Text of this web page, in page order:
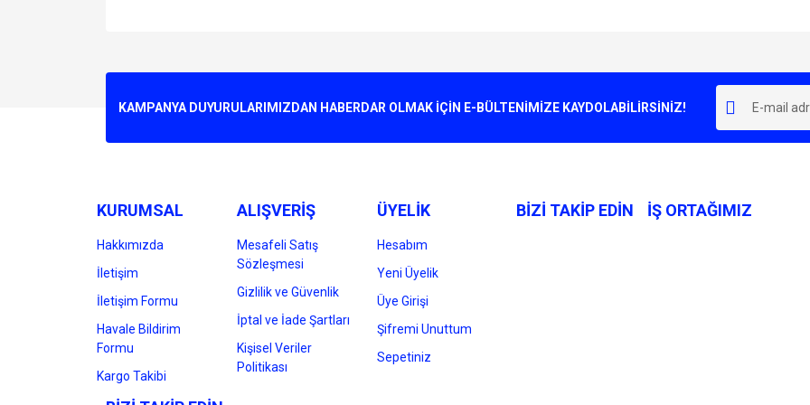
Ürün resmi kalitesiz, bozuk veya görüntülenemiyor.
Bu ürüne benzer farklı alternatifler olmalı.
KAMPANYA DUYURULARIMIZDAN HABERDAR OLMAK İÇİN E-BÜLTENİMİZE KAYDOLABİLİRSİNİZ!
KURUMSAL
Hakkımızda
İletişim
İletişim Formu
Havale Bildirim
Formu
Kargo Takibi
ALIŞVERİŞ
Mesafeli Satış
Sözleşmesi
Gizlilik ve Güvenlik
İptal ve İade Şartları
Kişisel Veriler
Politikası
ÜYELİK
Hesabım
Yeni Üyelik
Üye Girişi
Şifremi Unuttum
Sepetiniz
BİZİ TAKİP EDİN İŞ ORTAĞIMIZ